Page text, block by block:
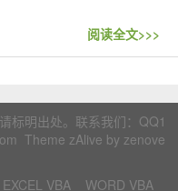
阅读全文>>>
标明出处。联系我们： QQ1
Theme zAlive by zenove
EXCEL VBA
WORD VBA